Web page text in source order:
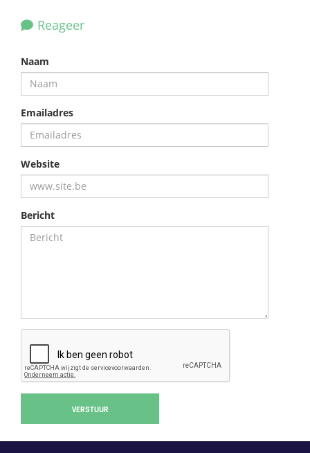
Reageer
Naam
Emailadres
Website
Bericht
VERSTUUR